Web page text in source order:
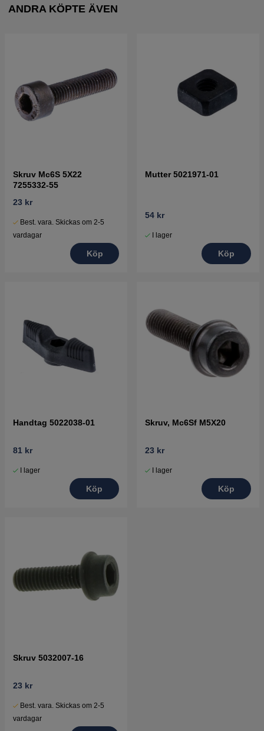
ANDRA KÖPTE ÄVEN
Skruv Mc6S 5X22
7255332-55
23 kr
Best. vara. Skickas om 2-5
vardagar
Köp
Mutter 5021971-01
54 kr
I lager
Köp
Handtag 5022038-01
81 kr
I lager
Köp
Skruv, Mc6Sf M5X20
23 kr
I lager
Köp
Skruv 5032007-16
23 kr
Best. vara. Skickas om 2-5
vardagar